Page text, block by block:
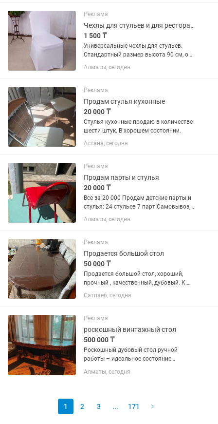
целостность тонкого кишечника,
улучшает работу...
Реклама
Чехлы для стульев и для ресторанов
1 500 ₸
Универсальные чехлы для стульев.
Стандартный размер высота 90 см, от
сидения высота 55см. В наличии 100
штук. Белый цвет.
Алматы, сегодня
Реклама
Продам стулья кухонные
20 000 ₸
Стулья кухонные продаю в количестве
шести штук. В хорошем состоянии.
Астана, сегодня
Реклама
Продам парты и стулья
20 000 ₸
Все за 20 000 Продам детские парты и
стулья: 24 стульев 7 парт Самовывоз,
Абая - момышұлы ориентировочно
Алматы, сегодня
Реклама
Продается большой стол
50 000 ₸
Продается большой стол, хороший,
прочный , качественный, дубовый. К
столу идут 8 стульев. Подойдет для
больших семей, для встречи гостей,
уместен, самовывоз
Сатпаев, сегодня
Реклама
роскошный винтажный стол
500 000 ₸
Роскошный дубовый стол ручной
работы – идеальное состояние
любителей старинной мебели из
выполнен в...
Алматы, сегодня
1 2 3 ... 171